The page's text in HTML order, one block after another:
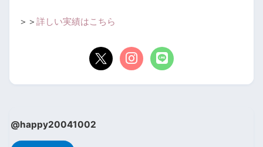
＞＞ 詳しい実績はこちら